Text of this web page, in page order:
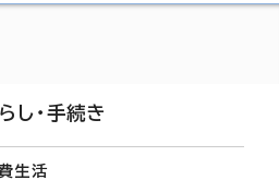
し・手続き
生活